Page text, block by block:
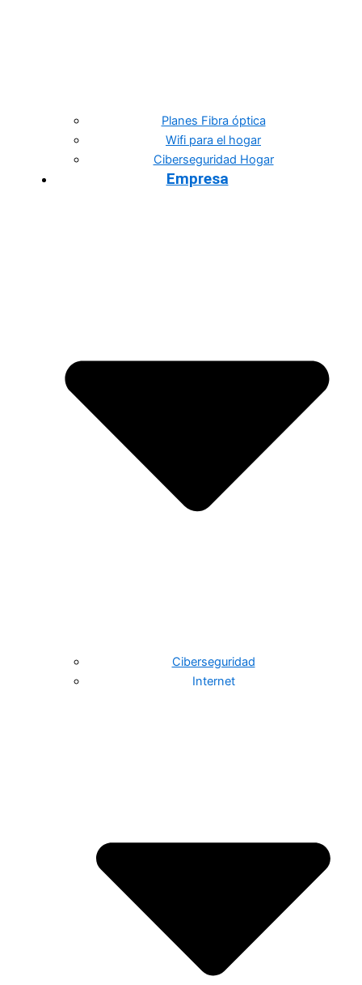
Planes Fibra óptica
Wifi para el hogar
Ciberseguridad Hogar
Empresa
Ciberseguridad
Internet